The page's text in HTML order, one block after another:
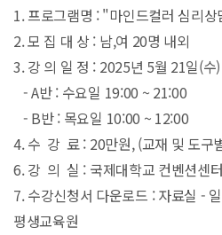
1. 프로그램명 : "마인드컬러 심리
2. 모 집 대 상 : 남,여 20명 내외
3. 강 의 일 정 : 2025년 5월 21일(수
- A반 : 수요일 19:00 ~ 21:00
- B반 : 목요일 10:00 ~ 12:00
4.수 강 료 : 20만원, (교재 및 도구
6. 강 의 실 : 국제대학교 컨벤션센
7. 수강신청서 다운로드 : 자료실 -
평생교육원